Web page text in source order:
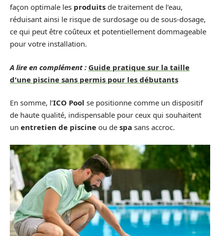
façon optimale les produits de traitement de l’eau,
réduisant ainsi le risque de surdosage ou de sous-dosage,
ce qui peut être coûteux et potentiellement dommageable
pour votre installation.
A lire en complément : Guide pratique sur la taille
d'une piscine sans permis pour les débutants
En somme, l’ICO Pool se positionne comme un dispositif
de haute qualité, indispensable pour ceux qui souhaitent
un entretien de piscine ou de spa sans accroc.